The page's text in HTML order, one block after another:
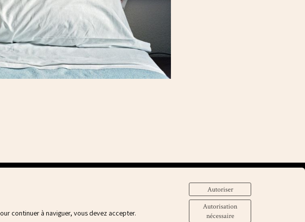
Envie d’avancer ensemble ?
Parlons de votre projet !
continuer à naviguer, vous devez accepter.
Autoriser
Autorisation
nécessaire